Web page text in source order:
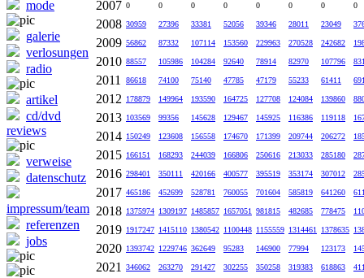
mode
galerie
verlosungen
radio
artikel
cd/dvd
reviews
verweise
datenschutz
impressum/team
referenzen
jobs
2007 0 0 0 0 0 0 0 0
2008 30959 27396 33381 52056 39346 28011 23049
2009 56862 87332 107114 153560 229963 270528 242682
2010 88557 105986 104284 92640 78914 82970 107796
2011 86618 74100 75140 47785 47179 55233 61411
2012 178879 149964 193590 164725 127708 124084 139860
2013 103569 99356 145628 129467 145925 116386 119118
2014 150249 123608 156558 174670 171399 209744 206272
2015 166151 168293 244039 166806 250616 213033 285180
2016 298401 350111 420166 400577 395519 353174 307012
2017 465186 452699 528781 760055 701604 585819 641260
2018 1375974 1309197 1485857 1657051 981815 482685 778475
2019 1917247 1415110 1380542 1100448 1155559 1314461 1378635
2020 1393742 1229746 362649 95283 146900 77994 123173
2021 346062 263270 291427 302255 350258 319383 618863